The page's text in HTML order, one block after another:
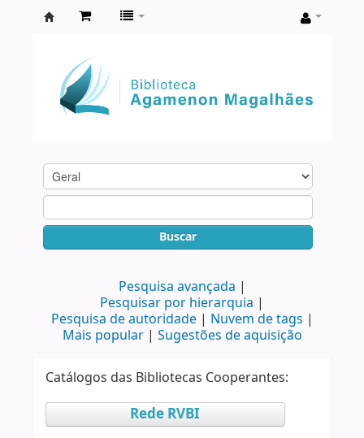
Agamenon
Magalhães
Buscar
Pesquisa avançada
Pesquisar por hierarquia
Pesquisa de autoridade
Nuvem de tags
Mais popular
Sugestões de aquisição
Catálogos das Bibliotecas Cooperantes:
Rede RVBI